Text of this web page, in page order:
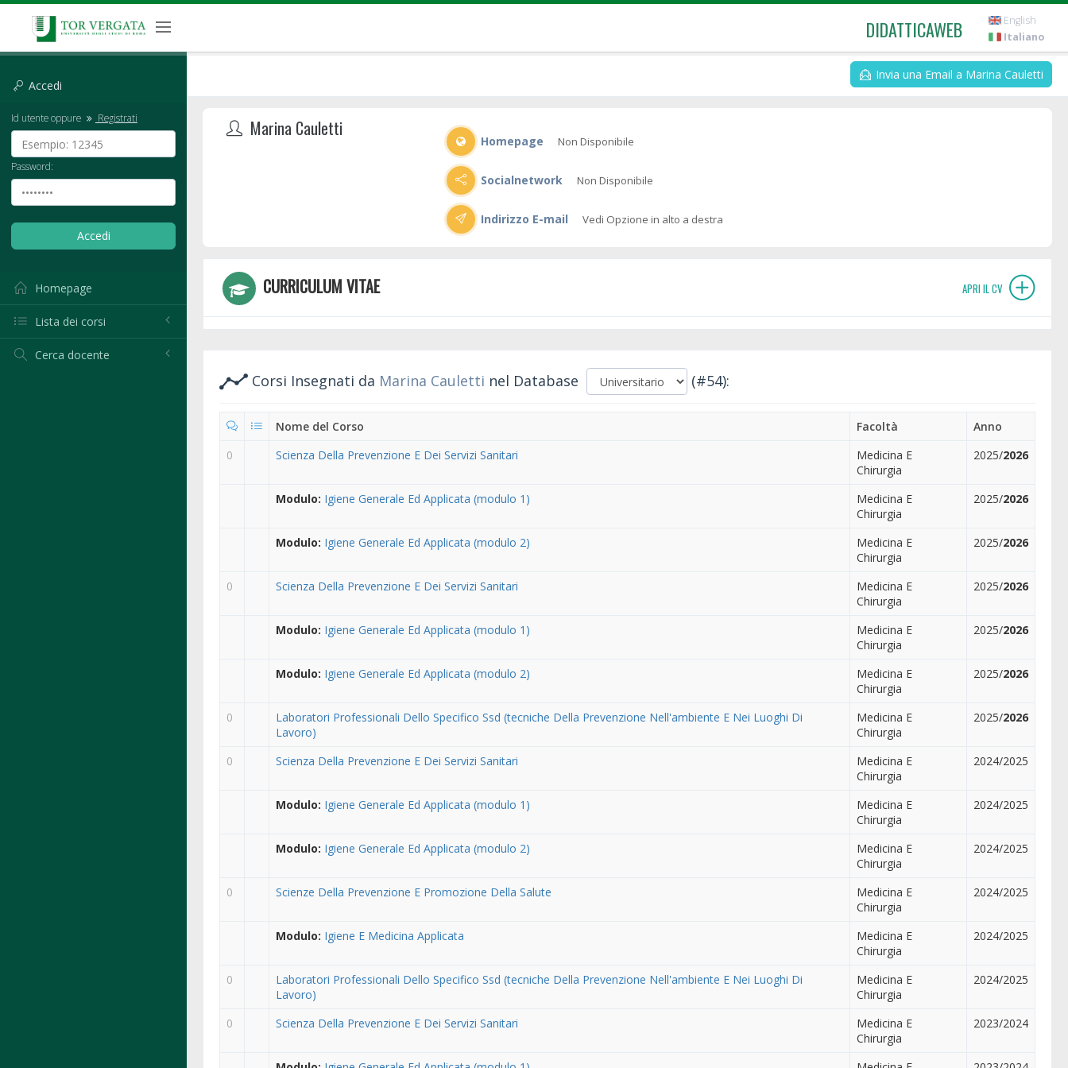
DIDATTICAWEB
English
Italiano
Accedi
Id utente oppure Registrati
Password:
Homepage
Lista dei corsi
Cerca docente
Invia una Email a Marina Cauletti
Marina Cauletti
Homepage Non Disponibile
Socialnetwork Non Disponibile
Indirizzo E-mail Vedi Opzione in alto a destra
CURRICULUM VITAE APRI IL CV
Corsi Insegnati da Marina Cauletti nel Database (#54):
Nome del Corso Facoltà
Anno
0
Scienza Della Prevenzione E Dei Servizi Sanitari
Medicina E
Chirurgia
2025/2026
Modulo: Igiene Generale Ed Applicata (modulo 1)
Medicina E
Chirurgia
2025/2026
Modulo: Igiene Generale Ed Applicata (modulo 2)
Medicina E
Chirurgia
2025/2026
0 Scienza Della Prevenzione E Dei Servizi Sanitari
Medicina E
Chirurgia
2025/2026
Modulo: Igiene Generale Ed Applicata (modulo 1)
Medicina E
Chirurgia
2025/2026
Modulo: Igiene Generale Ed Applicata (modulo 2)
Medicina E
Chirurgia
2025/2026
0
Laboratori Professionali Dello Specifico Ssd (tecniche Della Prevenzione Nell'ambiente E Nei Luoghi Di
Lavoro)
Medicina E
Chirurgia
2025/2026
0 Scienza Della Prevenzione E Dei Servizi Sanitari
Medicina E
Chirurgia
2024/2025
Modulo: Igiene Generale Ed Applicata (modulo 1)
Medicina E
Chirurgia
2024/2025
Modulo: Igiene Generale Ed Applicata (modulo 2)
Medicina E
Chirurgia
2024/2025
0 Scienze Della Prevenzione E Promozione Della Salute
Medicina E
Chirurgia
2024/2025
Modulo: Igiene E Medicina Applicata
Medicina E
Chirurgia
2024/2025
0
Laboratori Professionali Dello Specifico Ssd (tecniche Della Prevenzione Nell'ambiente E Nei Luoghi Di
Lavoro)
Medicina E
Chirurgia
2024/2025
0 Scienza Della Prevenzione E Dei Servizi Sanitari
Medicina E
Chirurgia
2023/2024